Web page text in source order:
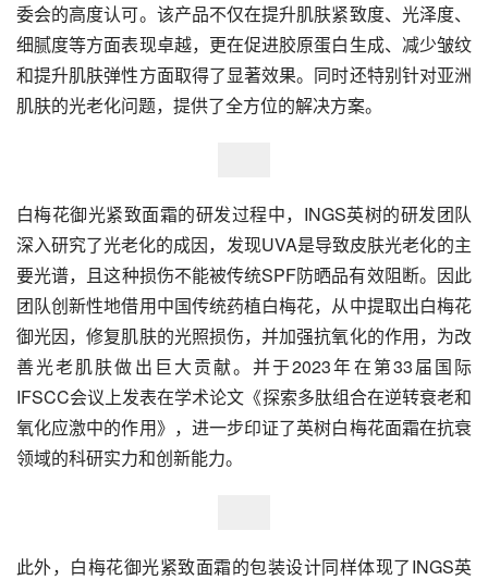
委会的高度认可。该产品不仅在提升肌肤紧致度、光泽度、
细腻度等方面表现卓越，更在促进胶原蛋白生成、减少皱纹
和提升肌肤弹性方面取得了显著效果。同时还特别针对亚洲
肌肤的光老化问题，提供了全方位的解决方案。
白梅花御光紧致面霜的研发过程中，INGS英树的研发团队
深入研究了光老化的成因，发现UVA是导致皮肤光老化的主
要光谱，且这种损伤不能被传统SPF防晒品有效阻断。因此
团队创新性地借用中国传统药植白梅花，从中提取出白梅花
御光因，修复肌肤的光照损伤，并加强抗氧化的作用，为改
善光老肌肤做出巨大贡献。并于2023年在第33届国际
IFSCC会议上发表在学术论文《探索多肽组合在逆转衰老和
氧化应激中的作用》，进一步印证了英树白梅花面霜在抗衰
领域的科研实力和创新能力。
此外，白梅花御光紧致面霜的包装设计同样体现了INGS英